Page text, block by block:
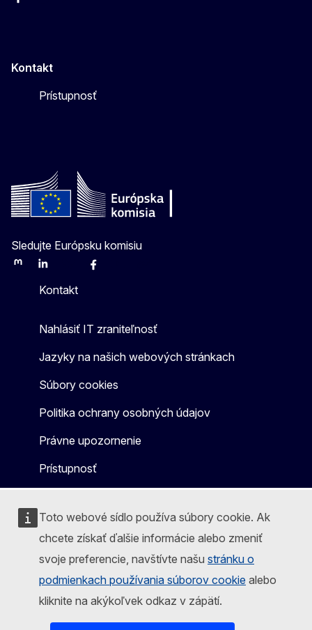
Toto webové sídlo používa súbory cookie. Ak
chcete získať ďalšie informácie alebo zmeniť
svoje preferencie, navštívte našu stránku o
podmienkach používania súborov cookie alebo
kliknite na akýkoľvek odkaz v zápätí.
Kontakt
Prístupnosť
Sledujte Európsku komisiu
MastodonLinkedInBlueskyFacebook
Kontakt
Nahlásiť IT zraniteľnosť
Jazyky na našich webových stránkach
Súbory cookies
Politika ochrany osobných údajov
Právne upozornenie
Prístupnosť